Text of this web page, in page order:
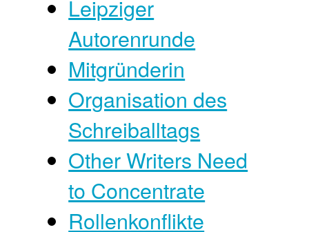
Leipziger
Autorenrunde
Mitgründerin
Organisation des
Schreiballtags
Other Writers Need
to Concentrate
Rollenkonflikte